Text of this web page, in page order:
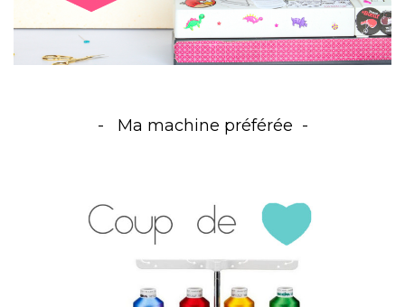
Ma machine préférée